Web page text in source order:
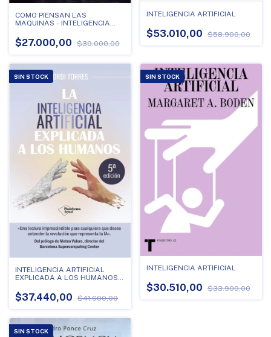
COMO PIENSAN LAS
MAQUINAS - INTELIGENCIA
$27.000,00 $30.000,00
INTELIGENCIA ARTIFICIAL
$53.010,00 $58.900,00
SIN STOCK
INTELIGENCIA ARTIFICIAL
EXPLICADA A LOS HUMANOS,
$37.440,00 $41.600,00
SIN STOCK
INTELIGENCIA ARTIFICIAL.
$30.510,00 $33.900,00
SIN STOCK